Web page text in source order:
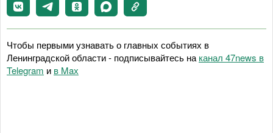
Чтобы первыми узнавать о главных событиях в
Ленинградской области - подписывайтесь на канал 47news в
Telegram и в Maх